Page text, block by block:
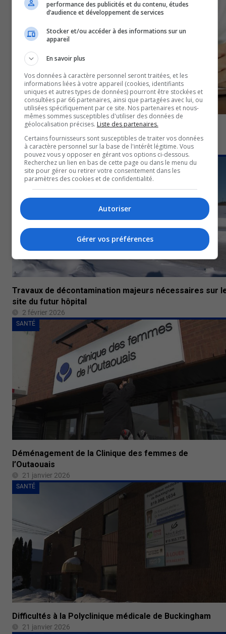
Répercussions de la Loi 2 en Outaouais : 33 médecins
quittent la région
4 février 2026
SANTÉ
Travaux de décontamination majeurs nécessaires sur
site du futur hôpital
2 février 2026
SANTÉ
Déménagement de la Clinique des femmes de
l’Outaouais
21 janvier 2026
SANTÉ
Difficultés à la Polyclinique médicale de Buckingham
21 janvier 2026
performance des publicités et du contenu, études
d’audience et développement de services
Stocker et/ou accéder à des informations sur un
appareil
En savoir plus
Vos données à caractère personnel seront traitées, et les
informations liées à votre appareil (cookies, identifiants
uniques et autres types de données) pourront être stockées et
consultées par 66 partenaires, ainsi que partagées avec lui, ou
utilisées spécifiquement par ce site. Nos partenaires et nous-
mêmes sommes susceptibles d'utiliser des données de
géolocalisation précises. Liste des partenaires.
Certains fournisseurs sont susceptibles de traiter vos données
à caractère personnel sur la base de l'intérêt légitime. Vous
pouvez vous y opposer en gérant vos options ci-dessous.
Recherchez un lien en bas de cette page ou dans le menu du
site pour gérer ou retirer votre consentement dans les
paramètres des cookies et de confidentialité.
Autoriser
Gérer vos préférences